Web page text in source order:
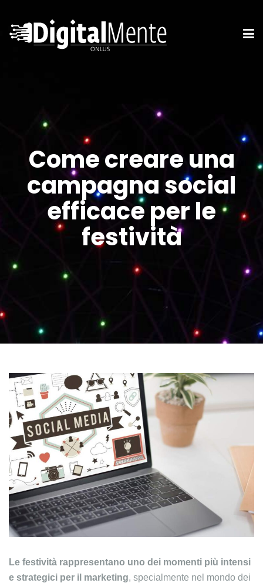
Come creare una
campagna social
efficace per le
festività
Le festività rappresentano uno dei momenti più intensi
e strategici per il marketing, specialmente nel mondo dei